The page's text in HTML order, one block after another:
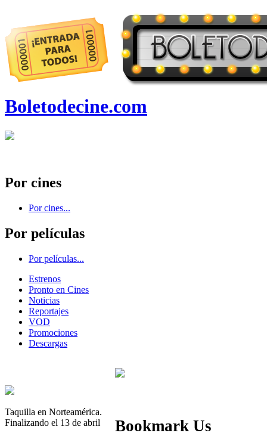
Boletodecine.com
Por cines
Por cines...
Por películas
Por películas...
Estrenos
Pronto en Cines
Noticias
Reportajes
VOD
Promociones
Descargas
Taquilla en Norteamérica.
Finalizando el 13 de abril
Bookmark Us